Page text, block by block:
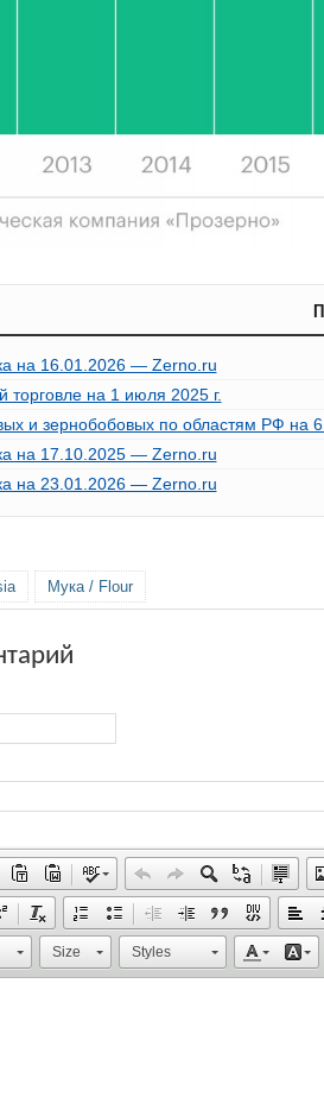
на 16.01.2026 — Zerno.ru
торговле на 1 июля 2025 г.
и зернобобовых по областям РФ на 6
на 17.10.2025 — Zerno.ru
на 23.01.2026 — Zerno.ru
Мука / Flour
Size Styles